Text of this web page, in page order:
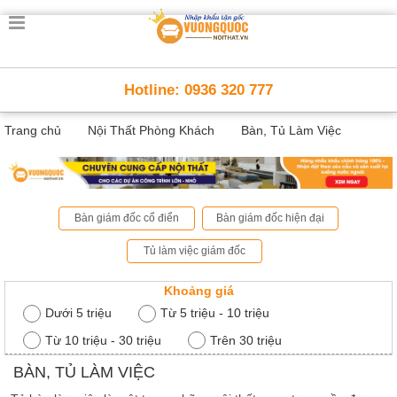
Trang
Thông
Minh
thất
thông
Em
học, tủ
sách
Hotline: 0936 320 777
Trang chủ Nội Thất Phòng Khách Bàn, Tủ Làm Việc
Bàn giám đốc cổ điển Bàn giám đốc hiện đại
Tủ làm việc giám đốc
Khoảng giá
Dưới 5 triệu
Từ 5 triệu - 10 triệu
Từ 10 triệu - 30 triệu
Trên 30 triệu
BÀN, TỦ LÀM VIỆC